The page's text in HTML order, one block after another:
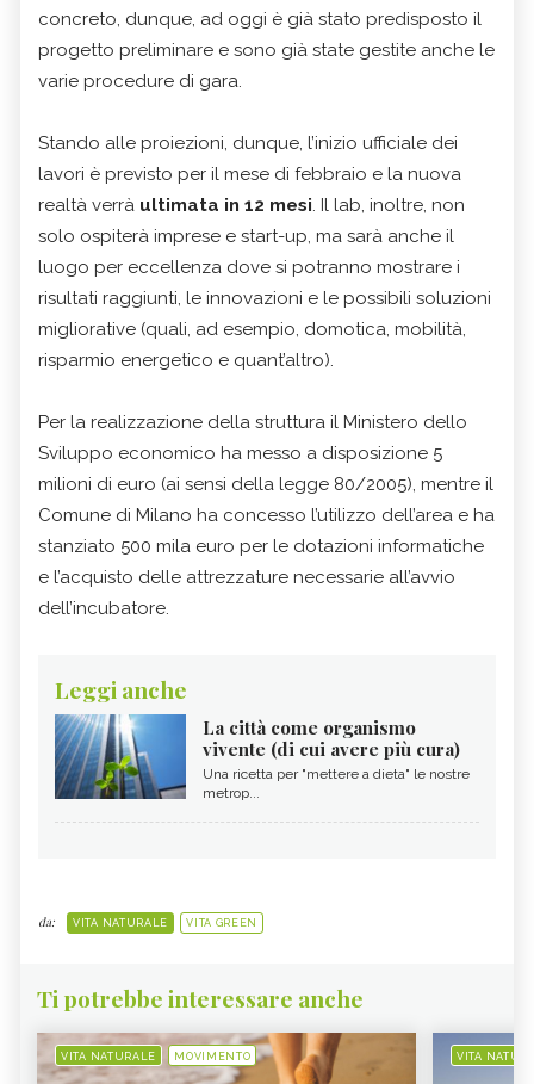
concreto, dunque, ad oggi è già stato predisposto il
progetto preliminare e sono già state gestite anche le
varie procedure di gara.
Stando alle proiezioni, dunque, l’inizio ufficiale dei
lavori è previsto per il mese di febbraio e la nuova
realtà verrà ultimata in 12 mesi . Il lab, inoltre, non
solo ospiterà imprese e start-up, ma sarà anche il
luogo per eccellenza dove si potranno mostrare i
risultati raggiunti, le innovazioni e le possibili soluzioni
migliorative (quali, ad esempio, domotica, mobilità,
risparmio energetico e quant’altro).
Per la realizzazione della struttura il Ministero dello
Sviluppo economico ha messo a disposizione 5
milioni di euro (ai sensi della legge 80/2005), mentre il
Comune di Milano ha concesso l’utilizzo dell’area e ha
stanziato 500 mila euro per le dotazioni informatiche
e l’acquisto delle attrezzature necessarie all’avvio
dell’incubatore.
Leggi anche
La città come organismo
vivente (di cui avere più cura)
Una ricetta per "mettere a dieta" le nostre
metrop...
da: VITA NATURALE VITA GREEN
Ti potrebbe interessare anche
VITA NATURALE MOVIMENTO VITA